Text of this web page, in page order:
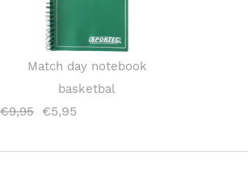
Match day notebook
basketbal
€9,95 €5,95